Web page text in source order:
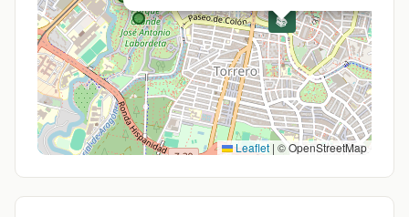
📚
Leaflet | © OpenStreetMap